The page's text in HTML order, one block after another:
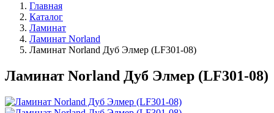
Главная
Каталог
Ламинат
Ламинат Norland
Ламинат Norland Дуб Элмер (LF301-08)
Ламинат Norland Дуб Элмер (LF301-08)